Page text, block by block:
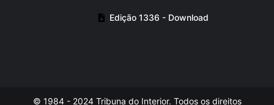
Edição 1336 - Download
© 1984 - 2024 Tribuna do Interior. Todos os direitos